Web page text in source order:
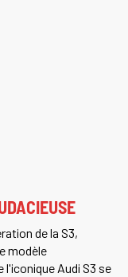
de la S3,
modèle
Audi S3 se